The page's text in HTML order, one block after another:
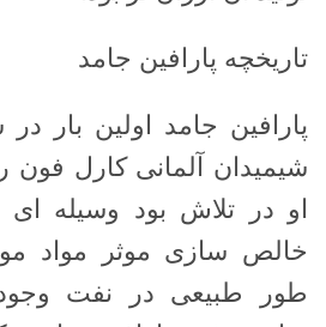
تاریخچه پارافین جامد
شیمیدان آلمانی کارل فون
او در تلاش بود وسیله
خالص سازی موثر مواد
طور طبیعی در نفت وجود